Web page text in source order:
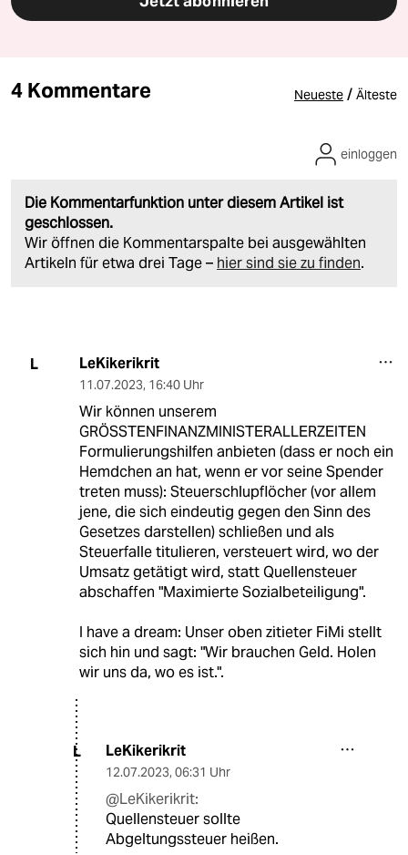
4 Kommentare Neueste / Älteste
Die Kommentarfunktion unter diesem Artikel ist
geschlossen.
Wir öffnen die Kommentarspalte bei ausgewählten
Artikeln für etwa drei Tage – hier sind sie zu finden.
einloggen
L LeKikerikrit
11.07.2023, 16:40 Uhr
Wir können unserem
GRÖSSTENFINANZMINISTERALLERZEITEN
Formulierungshilfen anbieten (dass er noch ein
Hemdchen an hat, wenn er vor seine Spender
treten muss): Steuerschlupflöcher (vor allem
jene, die sich eindeutig gegen den Sinn des
Gesetzes darstellen) schließen und als
Steuerfalle titulieren, versteuert wird, wo der
Umsatz getätigt wird, statt Quellensteuer
abschaffen "Maximierte Sozialbeteiligung".
I have a dream: Unser oben zitieter FiMi stellt
sich hin und sagt: "Wir brauchen Geld. Holen
wir uns da, wo es ist.".
L LeKikerikrit
12.07.2023, 06:31 Uhr
@LeKikerikrit:
Quellensteuer sollte
Abgeltungssteuer heißen.